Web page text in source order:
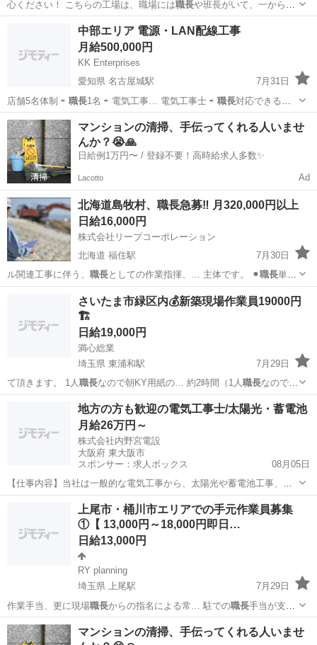
心ください！ こちらの工場は、職場には職長や班長がいて、一から仕
事を教えてくれま… その他
中部エリア 電源・LAN配線工事
月給500,000円
KK Enterprises
愛知県 名古屋城駅
7月31日
店舗5名体制 ⇨ 職長 1名 ⇨ 電気工事… 電気工事士 ⇨ 職長対応できる方
🔹…
愛知 名古屋市 名古屋城駅 建築
マンションの清掃、手伝ってくれる人いませ
んか？😭🙏
日給例1万円〜 / 登録不要！高時給求人多数✨
Lacotto Ad
北海道島牧村、職長急募‼️ 月320,000円以上
日給16,000円
株式会社リープコーポレーション
北海道 福住駅
7月30日
ル関連工事に伴う、 職長 としての作業指揮、… 主体です。 ⚫︎職長単価
は、16,00… ⚫︎基本条件は、職長業務なので、65歳… 型自動車運転免
、玉掛けなどが必要… ⚫︎募集人数は、職長 1名 ⚫︎雇用保…
福住駅 その他
さいたま市緑区内💰新築現場作業員19000円
🏗️
日給19,000円
満心総業
埼玉県 東浦和駅
7月29日
て頂きます。 1人職長 なので朝KY用紙の… 約2時間（1人職長なので休
憩は自分で…さいたま市 東浦和駅 その他
地方の方も歓迎の電気工事士/太陽光・蓄電池
月給26万円～
株式会社内野宮電設
大阪府 東大阪市
スポンサー：求人ボックス
08月05日
【仕事内容】当社は一般的な電気工事から、太陽光や蓄電池工事、空
調設備工事や仮設工事まで様々な工事を一式で受注しています コンセ
ント・照明・幹線/動力、受変電設備などの一般的な電気工事 空調の電
源工事、太陽光発電設備・蓄電池の設置...
正社員 / アルバイト・パート / 業務委託
上尾市・桶川市エリアでの手元作業員募集
①【 13,000円～18,000円即日…
日給13,000円
RY planning
埼玉県 上尾駅
7月29日
作業手当、更に現場職長からの指名による常… 駐での職長手当が支給
されます…
埼玉 上尾市 その他 スタッフ
マンションの清掃、手伝ってくれる人いませ